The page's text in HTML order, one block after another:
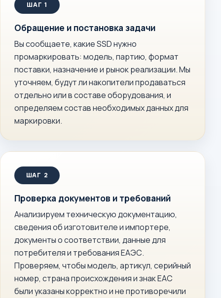
Обращение и постановка задачи
Вы сообщаете, какие SSD нужно
промаркировать: модель, партию, формат
поставки, назначение и рынок реализации. Мы
уточняем, будут ли накопители продаваться
отдельно или в составе оборудования, и
определяем состав необходимых данных для
маркировки.
Проверка документов и требований
Анализируем техническую документацию,
сведения об изготовителе и импортере,
документы о соответствии, данные для
потребителя и требования ЕАЭС.
Проверяем, чтобы модель, артикул, серийный
номер, страна происхождения и знак ЕАС
были указаны корректно и не противоречили